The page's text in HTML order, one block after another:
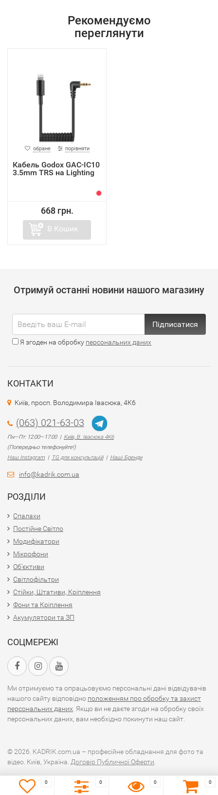
Рекомендуємо
переглянути
обране порівняти
Кабель Godox GAC-IC10
3.5mm TRS на Lighting
668 грн.
В Кошик
Отримуй останні новини нашого магазину
Підписатися
Я згоден на обробку персональних даних
КОНТАКТИ
Київ, просп. Володимира Івасюка, 4К6
(063) 021-63-03
Пн—Пт: 12:00—17:00 | Київ, В. Івасюка 4К6
(Попередньо телефонуйте!)
Наш Instagram | TG для консультацій| Наші Бренди
info@kadrik.com.ua
РОЗДІЛИ
Спалахи
Постійне Світло
Модифікатори
Мікрофони
Об'єктиви
Світлофільтри
Стійки, Штативи, Кріплення
Фони та Кріплення
Акумулятори та ЗП
СОЦМЕРЕЖІ
Ми отримуємо та опрацьовуємо персональні дані відвідувачів
нашого сайту відповідно положенням про обробку та захист
персональних даних . Якщо ви не даєте згоди на обробку своїх
персональних даних, вам необхідно покинути наш сайт.
© 2026. KADRIK.com.ua – професійне обладнання для фото та
відео. Київ, Україна. Договір Публичної Оферти
0 0 0 0